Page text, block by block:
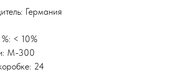
Германия
< 10%
М-300
24